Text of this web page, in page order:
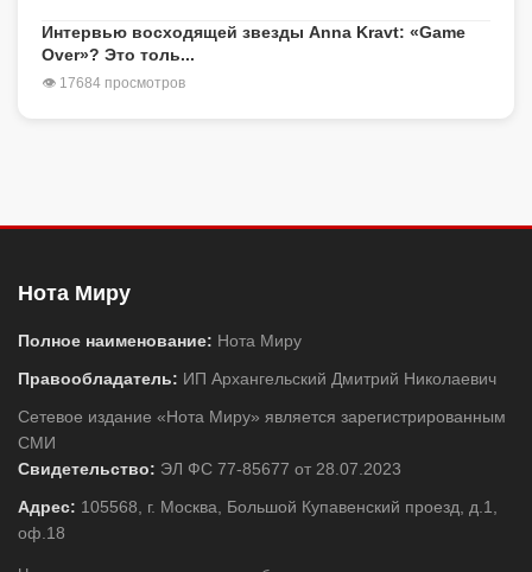
Интервью восходящей звезды Anna Kravt: «Game
Over»? Это толь...
👁 17684 просмотров
Нота Миру
Полное наименование: Нота Миру
Правообладатель: ИП Архангельский Дмитрий Николаевич
Сетевое издание «Нота Миру» является зарегистрированным
СМИ
Свидетельство: ЭЛ ФС 77-85677 от 28.07.2023
Адрес: 105568, г. Москва, Большой Купавенский проезд, д.1,
оф.18